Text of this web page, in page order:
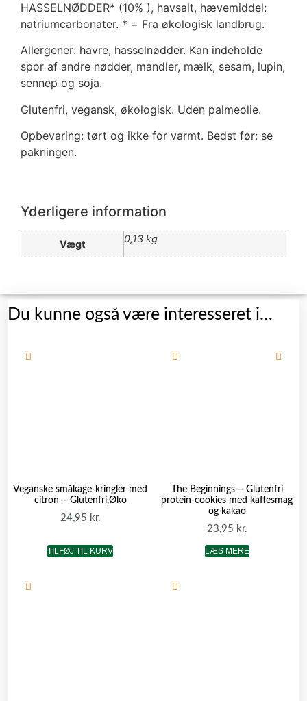
HASSELNØDDER* (10% ), havsalt, hævemiddel:
natriumcarbonater. * = Fra økologisk landbrug.
Allergener: havre, hasselnødder. Kan indeholde
spor af andre nødder, mandler, mælk, sesam, lupin,
sennep og soja.
Glutenfri, vegansk, økologisk. Uden palmeolie.
Opbevaring: tørt og ikke for varmt. Bedst før: se
pakningen.
Yderligere information
Vægt 0,13 kg
Du kunne også være interesseret i…
Veganske småkage-kringler med
citron – Glutenfri,Øko
24,95 kr.
TILFØJ TIL KURV
The Beginnings – Glutenfri
protein-cookies med kaffesmag
og kakao
23,95 kr.
LÆS MERE